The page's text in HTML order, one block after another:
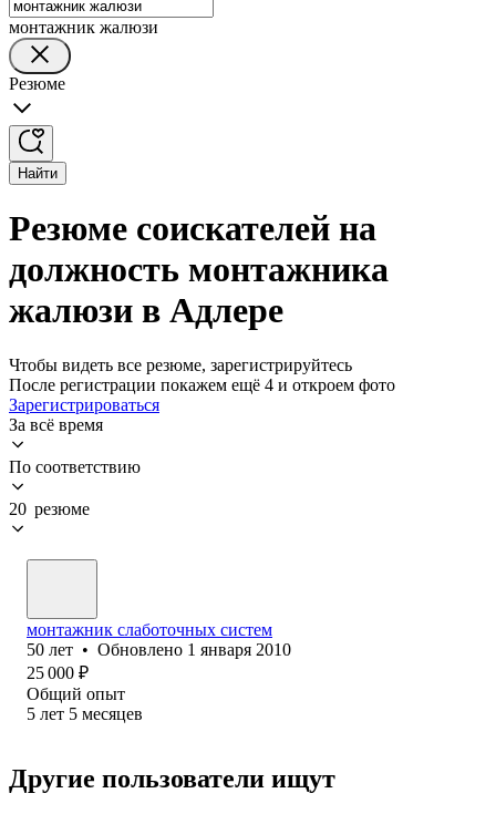
монтажник жалюзи
Резюме
Найти
Резюме соискателей на
должность монтажника
жалюзи в Адлере
Чтобы видеть все резюме, зарегистрируйтесь
После регистрации покажем ещё 4 и откроем фото
Зарегистрироваться
За всё время
По соответствию
20 резюме
монтажник слаботочных систем
50 лет • Обновлено 1 января 2010
25 000 ₽
Общий опыт
5 лет 5 месяцев
Другие пользователи ищут